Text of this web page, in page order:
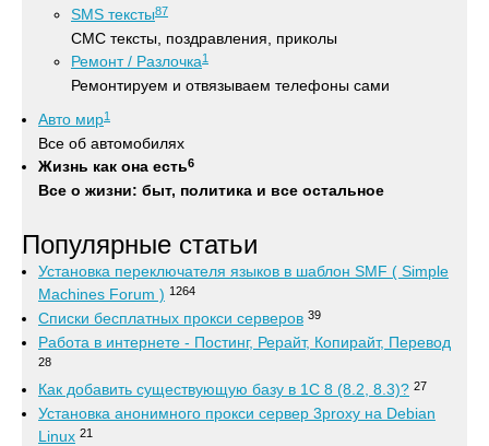
SMS тексты87
СМС тексты, поздравления, приколы
Ремонт / Разлочка1
Ремонтируем и отвязываем телефоны сами
Авто мир1
Все об автомобилях
Жизнь как она есть6
Все о жизни: быт, политика и все остальное
Популярные статьи
Установка переключателя языков в шаблон SMF ( Simple
Machines Forum ) 1264
Списки бесплатных прокси серверов 39
Работа в интернете - Постинг, Рерайт, Копирайт, Перевод
28
Как добавить существующую базу в 1С 8 (8.2, 8.3)? 27
Установка анонимного прокси сервер 3proxy на Debian
Linux 21